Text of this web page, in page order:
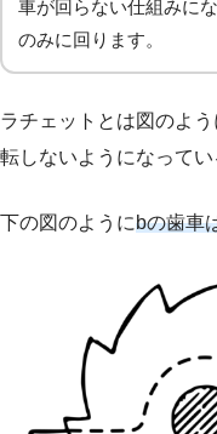
車が回らない仕組みに
のみに回ります。
ラチェットとは図のよ
転しないようになってい
下の図のようにbの歯車